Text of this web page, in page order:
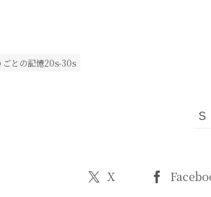
ごとの記憶20s-30s
X